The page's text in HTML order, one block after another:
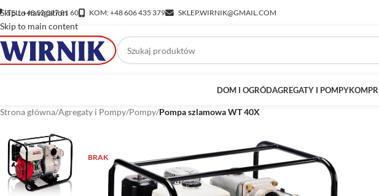
Skip to navigation
Skip to main content
TEL: +48 52 397 81 60 KOM: +48 606 435 379 SKLEP.WIRNIK@GMAIL.COM
DOM I OGRÓDAGREGATY I POMPY
Strona główna/Agregaty i Pompy/Pompy/Pompa szlamowa WT 40X
BRAK